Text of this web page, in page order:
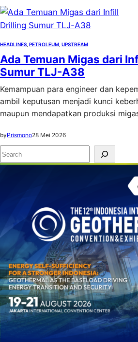
HEADLINES PETROLEUM UPSTREAM
Ada Temuan Migas dari
Sumur TLJ-A38
Kemampuan para engineer dan
ambil keputusan menjadi kunci
maupun mendapatkan produksi
byPrismono28 Mei 2026
S
e